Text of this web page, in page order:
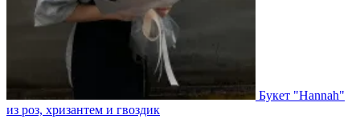
Букет "Hannah"
из роз, хризантем и гвоздик